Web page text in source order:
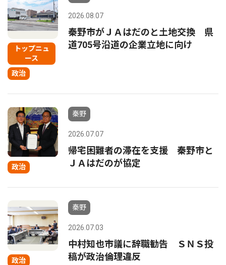
トップニュ
ース
政治
2026.08.07
秦野市がＪＡはだのと土地交換 県
道705号沿道の企業立地に向け
政治
秦野
2026.07.07
帰宅困難者の滞在を支援 秦野市と
ＪＡはだのが協定
政治
秦野
2026.07.03
中村知也市議に辞職勧告 ＳＮＳ投
稿が政治倫理違反